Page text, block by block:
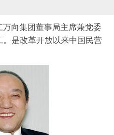
向集团董事局主席兼党委
是改革开放以来中国民营